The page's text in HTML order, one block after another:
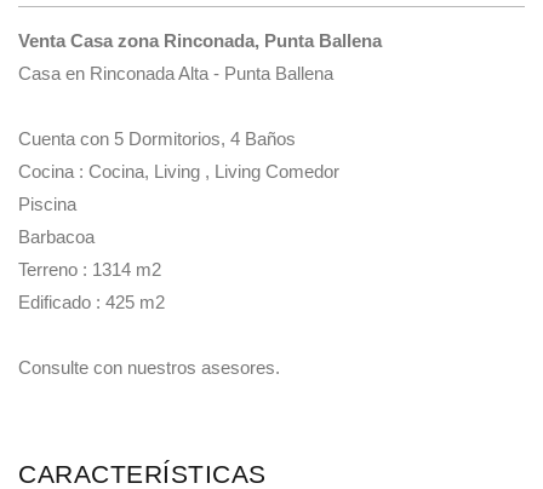
Venta Casa zona Rinconada, Punta Ballena
Casa en Rinconada Alta - Punta Ballena
Cuenta con 5 Dormitorios, 4 Baños
Cocina : Cocina, Living , Living Comedor
Piscina
Barbacoa
Terreno : 1314 m2
Edificado : 425 m2
Consulte con nuestros asesores.
CARACTERÍSTICAS